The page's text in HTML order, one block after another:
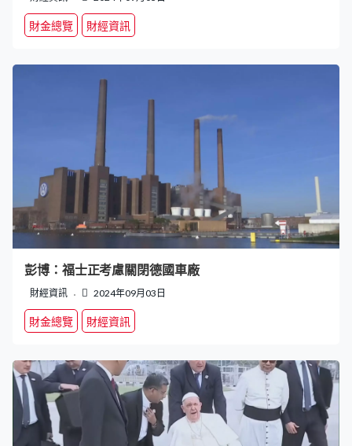
財金總覽 財經資訊
彭博：福士正考慮關閉德國車廠
財經資訊 2024年09月03日
財金總覽 財經資訊